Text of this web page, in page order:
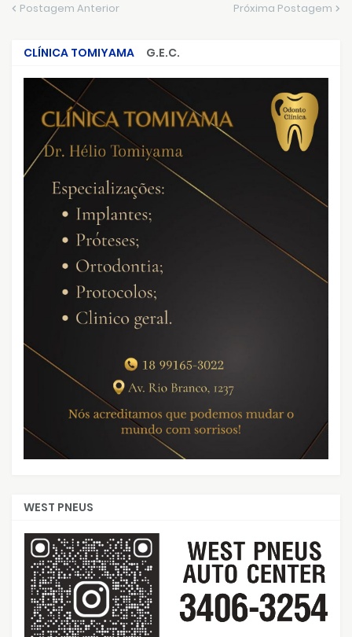
Postagem Anterior Próxima Postagem
CLÍNICA TOMIYAMA
G.E.C.
CRIMES QUE ABALARAM O BRASIL
WEST PNEUS